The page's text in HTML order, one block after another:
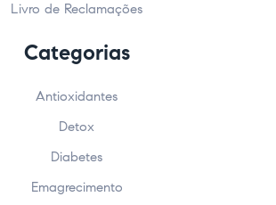
Livro de Reclamações
Categorias
Antioxidantes
Detox
Diabetes
Emagrecimento